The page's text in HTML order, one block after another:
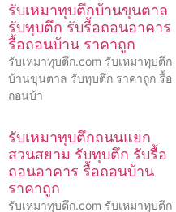
รับเหมาทุบตึกบ้านขุนตาล
รับทุบตึก รับรื้อถอนอาคาร
รื้อถอนบ้าน ราคาถูก
รับเหมาทุบตึก.com รับเหมาทุบตึก
บ้านขุนตาล รับทุบตึก ราคาถูก รื้อ
ถอนบ้า
รับเหมาทุบตึกถนนแยก
สวนสยาม รับทุบตึก รับรื้อ
ถอนอาคาร รื้อถอนบ้าน
ราคาถูก
รับเหมาทุบตึก.com รับเหมาทุบตึก